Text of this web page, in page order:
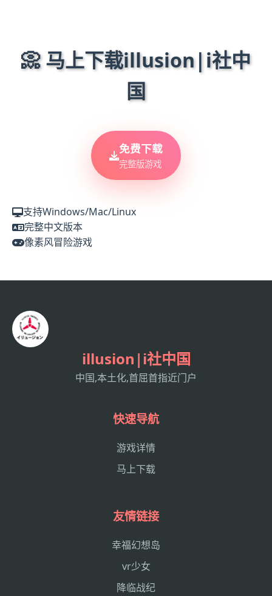
📀 马上下载illusion|i社中
国
免费下载
完整版游戏
支持Windows/Mac/Linux
完整中文版本
像素风冒险游戏
illusion|i社中国
中国,本土化,首屈首指近门户
快速导航
游戏详情
马上下载
友情链接
幸福幻想岛
vr少女
降临战纪